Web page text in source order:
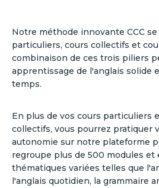
Notre méthode innovante CCC
particuliers, cours collectifs et
combinaison de ces trois piliers
apprentissage de l'anglais solide
temps.
En plus de vos cours particuliers
collectifs, vous pourrez pratiquer
autonomie sur notre plateforme
regroupe plus de 500 modules et
thématiques variées telles que
l'anglais quotidien, la grammaire